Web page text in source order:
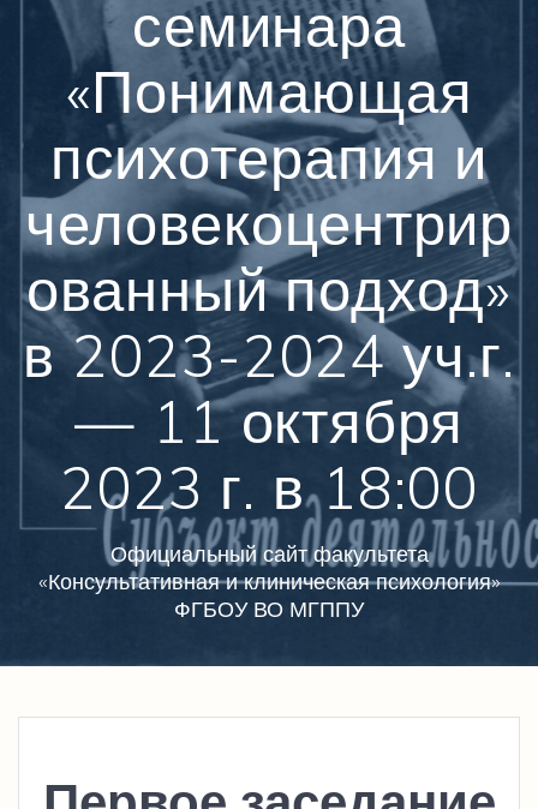
семинара
«Понимающая
психотерапия и
человекоцентрир
ованный подход»
в 2023-2024 уч.г.
— 11 октября
2023 г. в 18:00
Официальный сайт факультета
«Консультативная и клиническая психология»
ФГБОУ ВО МГППУ